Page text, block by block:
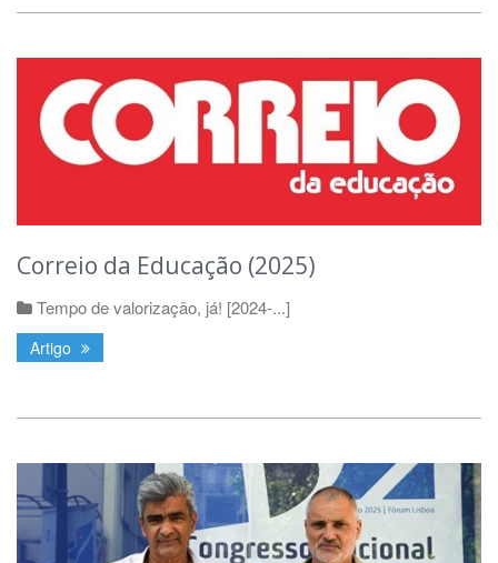
Correio da Educação (2025)
Tempo de valorização, já! [2024-...]
Artigo